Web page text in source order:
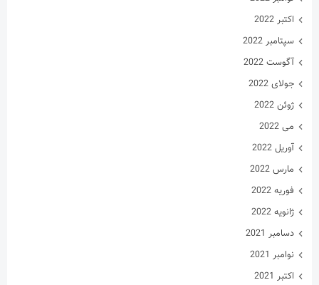
ژوئن 2022
آوریل 2022
مارس 2022
فوریه 2022
ژانویه 2022
دسامبر 2021
نوامبر 2021
اکتبر 2021
سپتامبر 2021
آگوست 2021
جولای 2021
ژوئن 2021